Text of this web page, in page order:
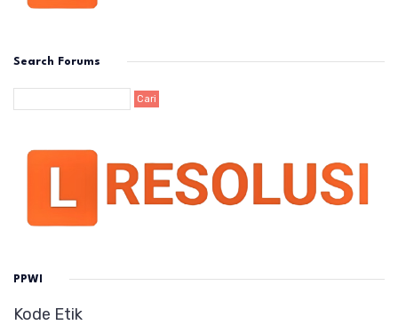
Search Forums
PPWI
Kode Etik